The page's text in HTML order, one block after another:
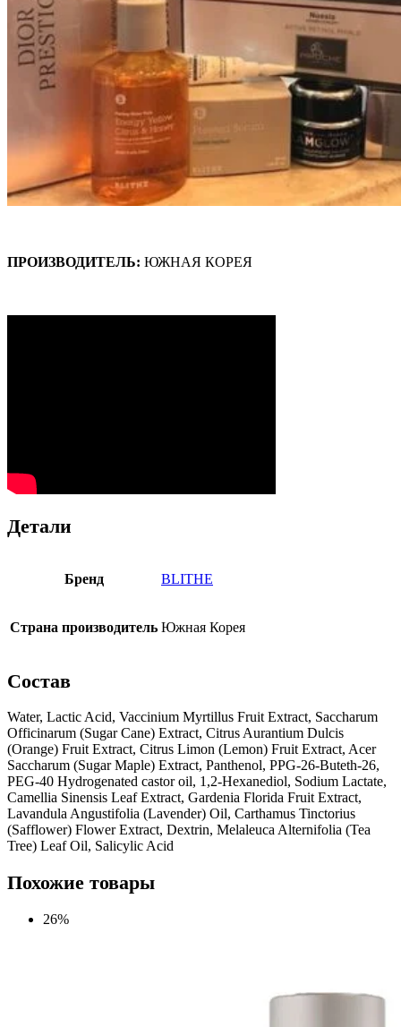
ПРОИЗВОДИТЕЛЬ: ЮЖНАЯ КОРЕЯ
Детали
Бренд BLITHE
Страна производитель Южная Корея
Состав
Water, Lactic Acid, Vaccinium Myrtillus Fruit Extract, Saccharum
Officinarum (Sugar Cane) Extract, Citrus Aurantium Dulcis
(Orange) Fruit Extract, Citrus Limon (Lemon) Fruit Extract, Acer
Saccharum (Sugar Maple) Extract, Panthenol, PPG-26-Buteth-26,
PEG-40 Hydrogenated castor oil, 1,2-Hexanediol, Sodium Lactate,
Camellia Sinensis Leaf Extract, Gardenia Florida Fruit Extract,
Lavandula Angustifolia (Lavender) Oil, Carthamus Tinctorius
(Safflower) Flower Extract, Dextrin, Melaleuca Alternifolia (Tea
Tree) Leaf Oil, Salicylic Acid
Похожие товары
26%